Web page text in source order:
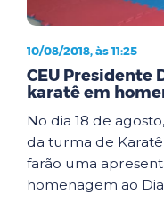
10/08/2018, às 11:25
CEU Presidente
karatê em
No dia 18 de
da turma de
farão uma
homenagem ao Dia